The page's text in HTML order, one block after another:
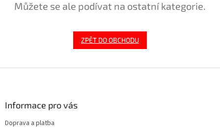
Můžete se ale podívat na ostatní kategorie.
ZPĚT DO OBCHODU
Informace pro vás
Doprava a platba